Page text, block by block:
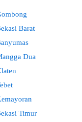
Barat
Dua
Timur